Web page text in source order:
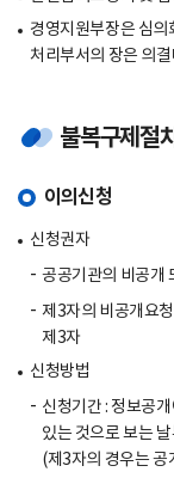
경영지원부장은 심
처리부서의 장은 의
불복구제절
이의신청
신청권자
공공기관의 비공개
제3자의 비공개요
제3자
신청방법
신청기간 : 정보공
있는 것으로 보는
(제3자의 경우는 공